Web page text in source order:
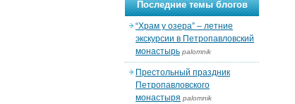
Последние темы блогов
“Храм у озера” – летние
экскурсии в Петропавловский
монастырь palomnik
Престольный праздник
Петропавловского
монастыря palomnik